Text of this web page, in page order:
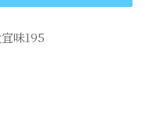
味195